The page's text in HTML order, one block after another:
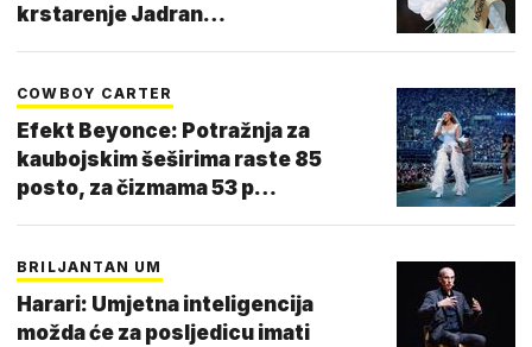
krstarenje Jadran…
COWBOY CARTER
Efekt Beyonce: Potražnja za
kaubojskim šeširima raste 85
posto, za čizmama 53 p…
BRILJANTAN UM
Harari: Umjetna inteligencija
možda će za posljedicu imati